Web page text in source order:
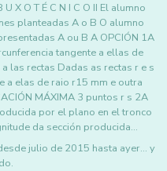
X O T É C N I C O II El alumno
planteadas A o B O alumno
A ou B A OPCIÓN 1A
tangente a ellas de
las rectas Dadas as rectas r e s
a elas de raio r15 mm e outra
MÁXIMA 3 puntos r s 2A
por el plano en el tronco
da sección producida…
julio de 2015 hasta ayer... y